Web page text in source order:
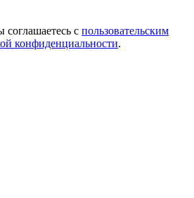
с пользовательским
конфиденциальности.